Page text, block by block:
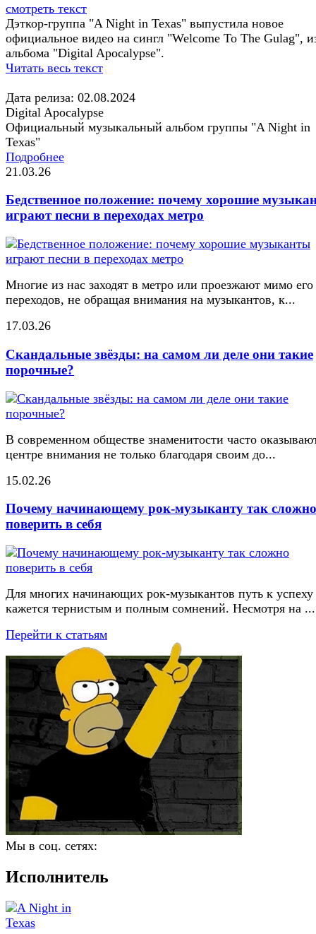
смотреть текст
Дэткор-группа "A Night in Texas" выпустила новое
официальное видео на сингл "Welcome To The Gulag",
альбома "Digital Apocalypse".
Читать весь текст
Дата релиза: 02.08.2024
Digital Apocalypse
Официальный музыкальный альбом группы "A Night in
Texas"
Подробнее
21.03.26
Бедственное положение: почему хорошие
играют песни в переходах метро
Многие из нас заходят в метро или проезжают мимо его
переходов, не обращая внимания на музыкантов, к...
17.03.26
Скандальные звёзды: на самом ли деле они такие
порочные?
В современном обществе знаменитости часто
центре внимания не только благодаря своим до...
15.02.26
Почему начинающему рок-музыканту так сложно
поверить в себя
Для многих начинающих рок-музыкантов путь к успеху
кажется тернистым и полным сомнений. Несмотря на ...
Перейти к статьям
Мы в соц. сетях:
Исполнитель